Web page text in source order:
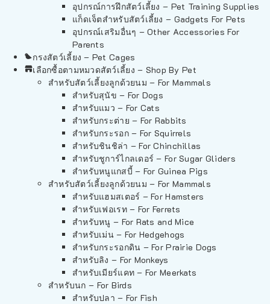
อุปกรณ์การฝึกสัตว์เลี้ยง – Pet Training Supplies
แก็ดเจ็ตสำหรับสัตว์เลี้ยง – Gadgets For Pets
อุปกรณ์เสริมอื่นๆ – Other Accessories For
Parents
กรงสัตว์เลี้ยง – Pet Cages
เลือกซื้อตามหมวดสัตว์เลี้ยง – Shop By Pet
สำหรับสัตว์เลี้ยงลูกด้วยนม – For Mammals
สำหรับสุนัข – For Dogs
สำหรับแมว – For Cats
สำหรับกระต่าย – For Rabbits
สำหรับกระรอก – For Squirrels
สำหรับชินชิล่า – For Chinchillas
สำหรับชูการ์ไกลเดอร์ – For Sugar Gliders
สำหรับหนูแกสบี้ – For Guinea Pigs
สำหรับสัตว์เลี้ยงลูกด้วยนม – For Mammals
สำหรับแฮมสเตอร์ – For Hamsters
สำหรับเฟอเรท – For Ferrets
สำหรับหนู – For Rats and Mice
สำหรับเม่น – For Hedgehogs
สำหรับกระรอกดิน – For Prairie Dogs
สำหรับลิง – For Monkeys
สำหรับเมียร์แคท – For Meerkats
สำหรับนก – For Birds
สำหรับปลา – For Fish